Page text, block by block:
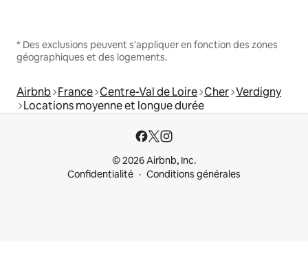
* Des exclusions peuvent s'appliquer en fonction des zones
géographiques et des logements.
Airbnb France Centre-Val de Loire Cher Verdigny
Locations moyenne et longue durée
© 2026 Airbnb, Inc.
Confidentialité
Conditions générales